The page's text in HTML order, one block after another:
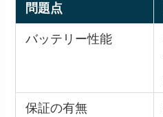
問題点
バッテリー性能
保証の有無